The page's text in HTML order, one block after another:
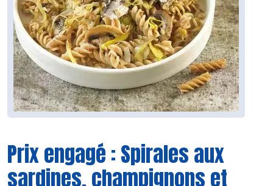
Prix engagé : Spirales aux
sardines, champignons et